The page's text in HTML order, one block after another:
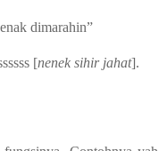
dimarahin”
[nenek sihir jahat].